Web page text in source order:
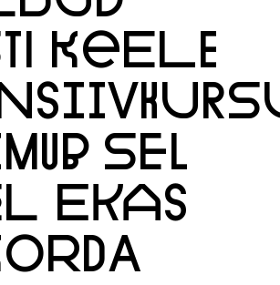
KEELE
SEL
EKAS